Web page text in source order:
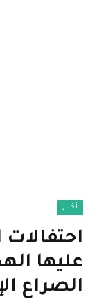
أخبار
عليها
الصراع